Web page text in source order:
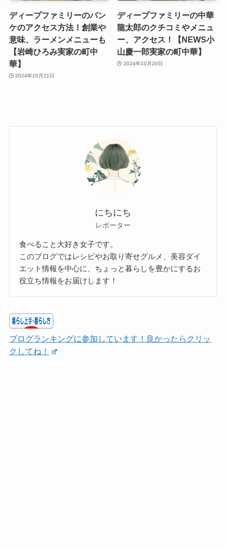
ディープファミリーのパン
ケのアクセス方法！創業や
意味、ラーメンメニューも
【岩崎ひろみ実家の町中
華】
2024年10月21日
ディープファミリーの中華
龍太郎のクチコミやメニュ
ー、アクセス！【NEWS小
山慶一郎実家の町中華】
2024年10月20日
にちにち
レポーター
食べること大好き女子です。
このブログではレシピやお取り寄せグルメ、美容ダイ
エット情報を中心に、ちょっと暮らしを豊かにするお
役立ち情報をお届けします！
ブログランキングに参加しています！良かったらクリッ
クしてね！